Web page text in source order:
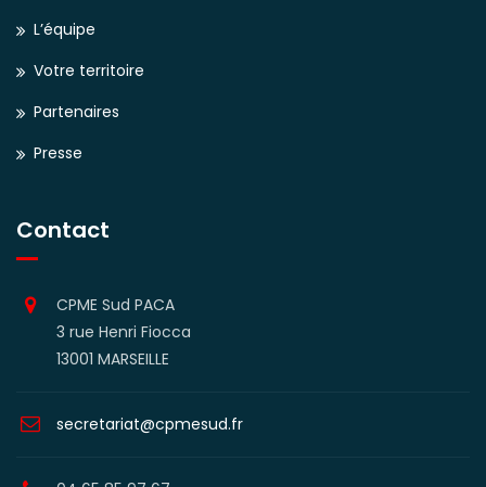
L’équipe
Votre territoire
Partenaires
Presse
Contact
CPME Sud PACA
3 rue Henri Fiocca
13001 MARSEILLE
secretariat@cpmesud.fr